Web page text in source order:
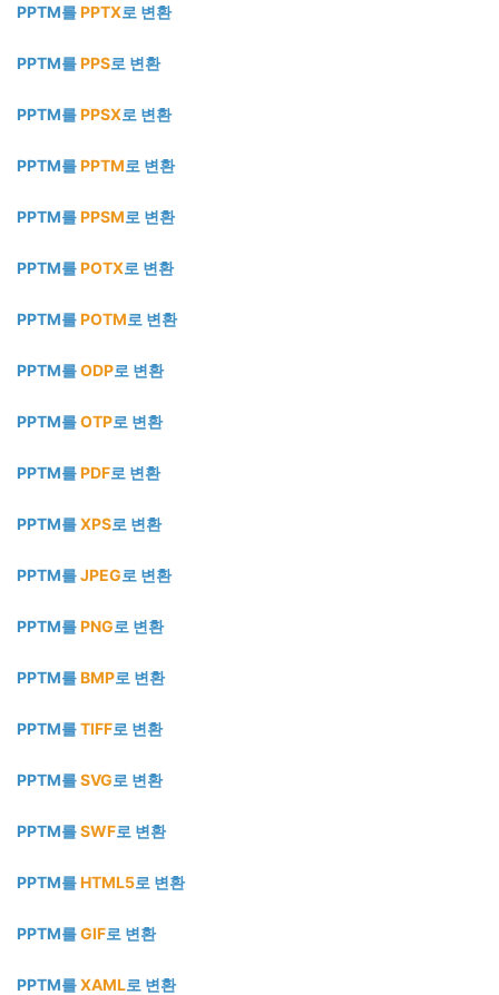
PPTM를PPTX로 변환
PPTM를PPS로 변환
PPTM를PPSX로 변환
PPTM를PPTM로 변환
PPTM를PPSM로 변환
PPTM를POTX로 변환
PPTM를POTM로 변환
PPTM를ODP로 변환
PPTM를OTP로 변환
PPTM를PDF로 변환
PPTM를XPS로 변환
PPTM를JPEG로 변환
PPTM를PNG로 변환
PPTM를BMP로 변환
PPTM를TIFF로 변환
PPTM를SVG로 변환
PPTM를SWF로 변환
PPTM를HTML5로 변환
PPTM를GIF로 변환
PPTM를XAML로 변환